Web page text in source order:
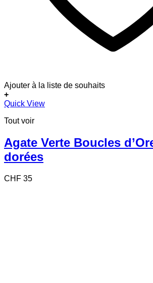
Ajouter à la liste de souhaits
+
Quick View
Tout voir
Agate Verte Boucles
dorées
CHF 35